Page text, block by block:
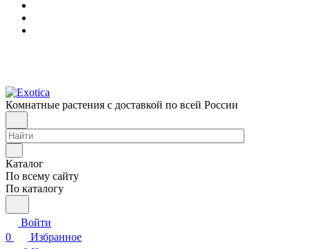
Комнатные растения с доставкой по всей России
Каталог
По всему сайту
По каталогу
Войти
0
Избранное